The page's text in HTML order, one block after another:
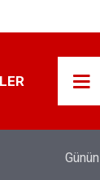
Süper Lig'i